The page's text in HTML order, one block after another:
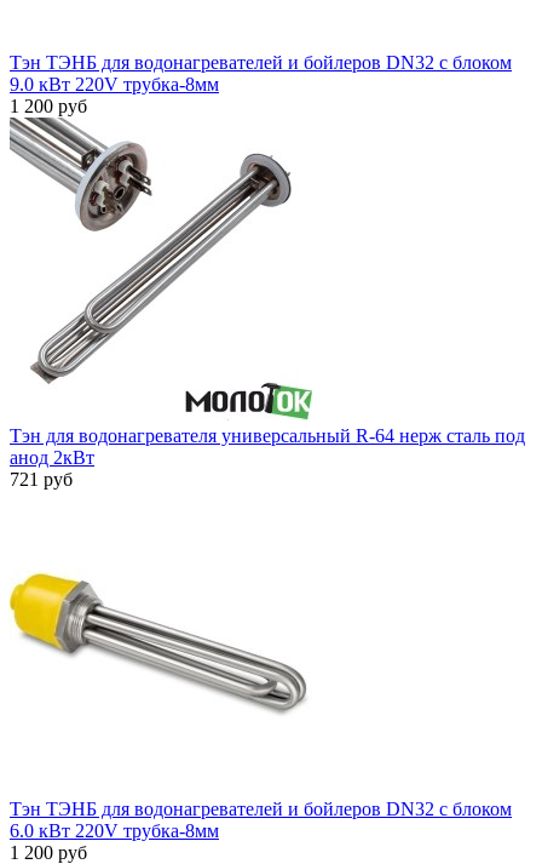
Тэн ТЭНБ для водонагревателей и бойлеров DN32 с блоком
9.0 кВт 220V трубка-8мм
1 200 руб
Тэн для водонагревателя универсальный R-64 нерж сталь под
анод 2кВт
721 руб
Тэн ТЭНБ для водонагревателей и бойлеров DN32 с блоком
6.0 кВт 220V трубка-8мм
1 200 руб